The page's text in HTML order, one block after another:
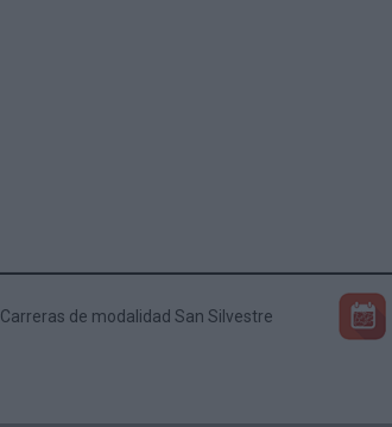
Carreras de modalidad San Silvestre